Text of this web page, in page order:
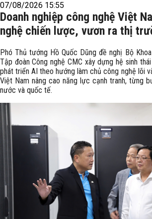
07/08/2026 15:55
Doanh nghiệp công nghệ Việt
nghệ chiến lược, vươn ra thị
Phó Thủ tướng Hồ Quốc Dũng đề nghị Bộ
Tập đoàn Công nghệ CMC xây dựng hệ sinh
phát triển AI theo hướng làm chủ công nghệ lõi
Việt Nam nâng cao năng lực cạnh tranh, từng
nước và quốc tế.